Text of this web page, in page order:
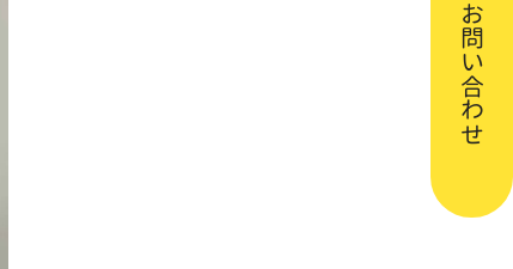
お問い合わせ